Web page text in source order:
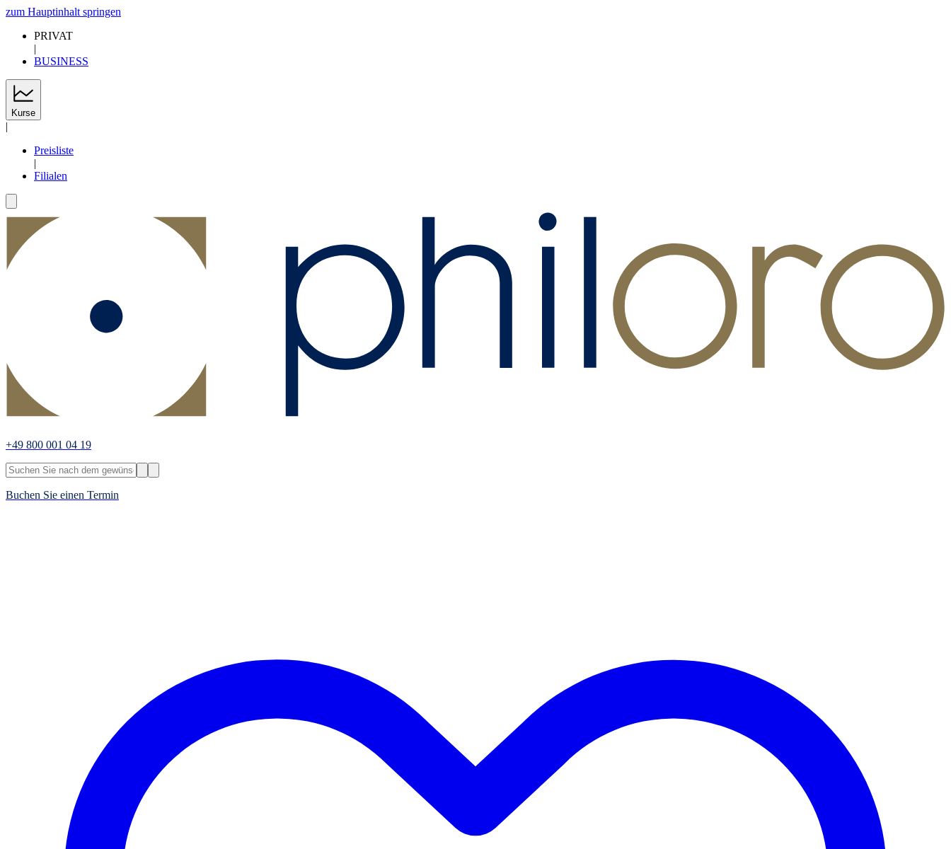
zum Hauptinhalt springen
PRIVAT
|
BUSINESS
Kurse
|
Preisliste
|
Filialen
+49 800 001 04 19
Buchen Sie einen Termin